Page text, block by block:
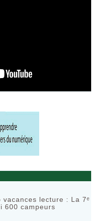
vacances lecture : La 7ᵉ
600 campeurs